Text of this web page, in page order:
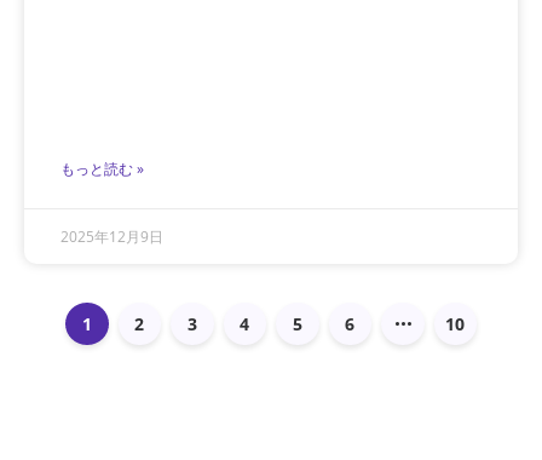
もっと読む »
2025年12月9日
1 2 3 4 5 6 10